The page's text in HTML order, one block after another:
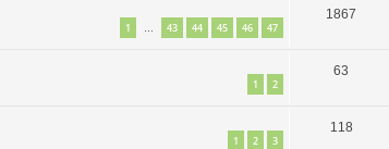
1 … 43 44 45 46 47
1867
1 2
63
1 2 3
118